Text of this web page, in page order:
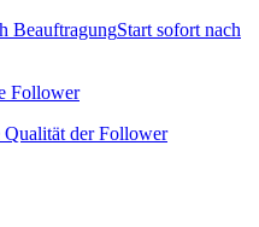
Start sofort nach
Follower
Qualität der Follower